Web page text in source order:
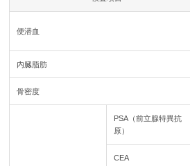
便潜血
内臓脂肪
骨密度
PSA（前立腺特異抗
原）
CEA